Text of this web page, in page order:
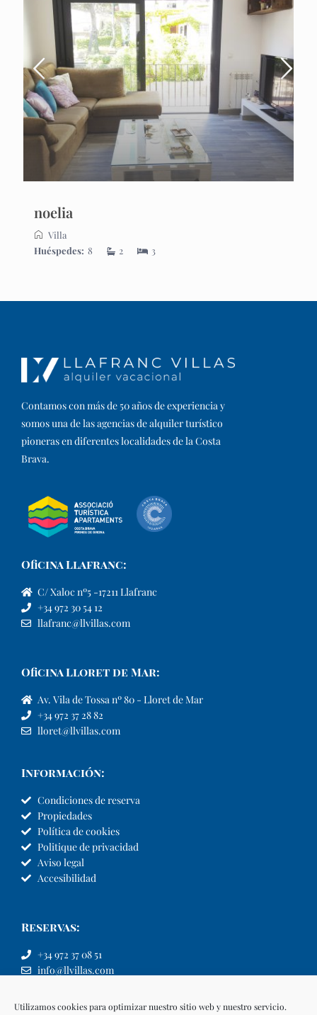
Utilizamos cookies para optimizar nuestro sitio web y nuestro servicio.
noelia
Villa
Huéspedes: 8 2 3
Contamos con más de 50 años de experiencia y
somos una de las agencias de alquiler turístico
pioneras en diferentes localidades de la Costa
Brava.​
Oficina Llafranc:
C/ Xaloc nº5 -17211 Llafranc
+34 972 30 54 12
llafranc@llvillas.com
Oficina Lloret de Mar:
Av. Vila de Tossa nº 80 - Lloret de Mar
+34 972 37 28 82
lloret@llvillas.com
Información:
Condiciones de reserva
Propiedades
Política de cookies
Politique de privacidad
Aviso legal
Accesibilidad
Reservas:
+34 972 37 08 51
info@llvillas.com